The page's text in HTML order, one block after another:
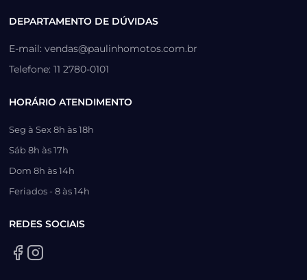
DEPARTAMENTO DE DÚVIDAS
E-mail: vendas@paulinhomotos.com.br
Telefone: 11 2780-0101
HORÁRIO ATENDIMENTO
Seg à Sex 8h às 18h
Sáb 8h às 17h
Dom 8h às 14h
Feriados - 8 às 14h
REDES SOCIAIS